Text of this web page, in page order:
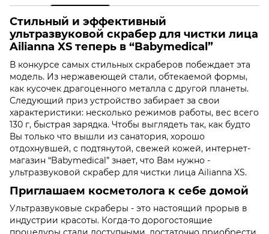
Стильный и эффективный
ультразвуковой скрабер для чистки лица
Ailianna XS теперь в “Babymedical”
В конкурсе самых стильных скраберов побеждает эта
модель. Из нержавеющей стали, обтекаемой формы,
как кусочек драгоценного металла с другой планеты.
Следующий приз устройство забирает за свои
характеристики: несколько режимов работы, вес всего
130 г, быстрая зарядка. Чтобы выглядеть так, как будто
Вы только что вышли из санатория, хорошо
отдохнувшей, с подтянутой, свежей кожей, интернет-
магазин “Babymedical” знает, что Вам нужно -
ультразвуковой скрабер для чистки лица Ailianna XS.
Приглашаем косметолога к себе домой
Ультразвуковые скраберы - это настоящий прорыв в
индустрии красоты. Когда-то дорогостоящие